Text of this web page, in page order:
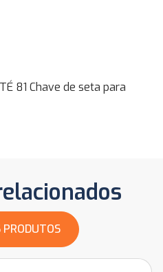
81 Chave de seta para
PRODUTOS